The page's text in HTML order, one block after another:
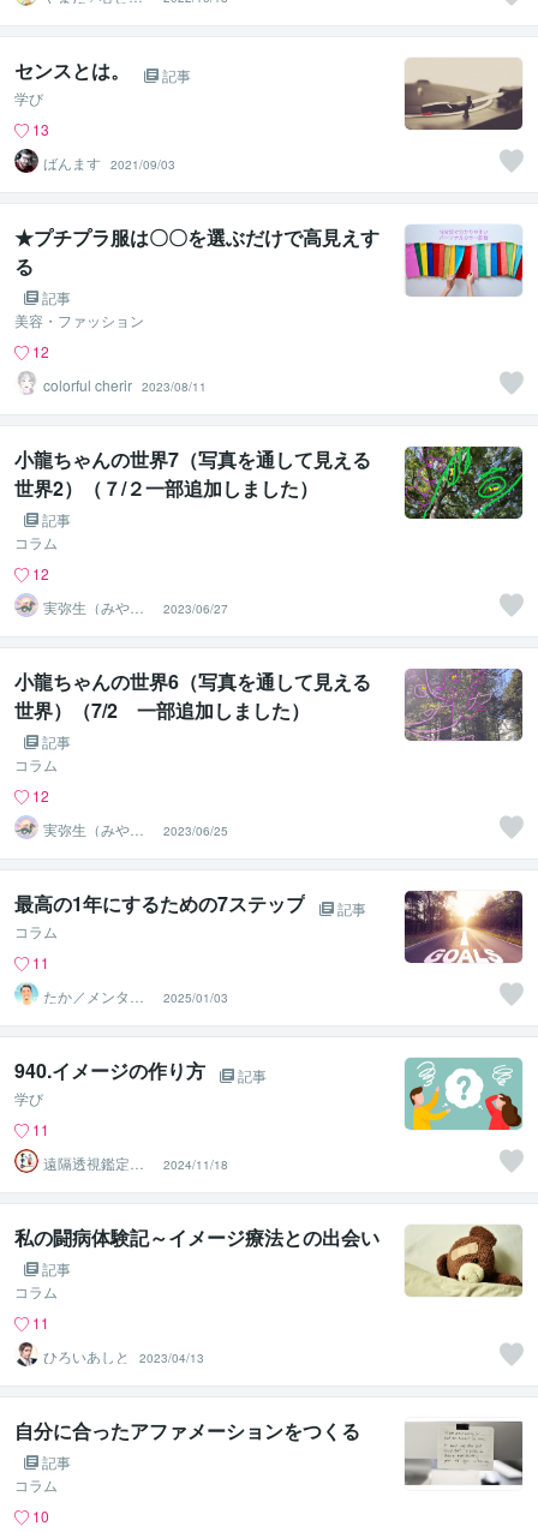
がスッキリ整う
サロン
センスとは。
記事
学び
13
ばんます
2021/09/03
★プチプラ服は〇〇を選ぶだけで高見えす
る
記事
美容・ファッション
12
colorful cherir 2023/08/11
小龍ちゃんの世界7（写真を通して見える
世界2）（７/２一部追加しました）
記事
コラム
12
実弥生（みや
の）
2023/06/27
小龍ちゃんの世界6（写真を通して見える
世界）（7/2 一部追加しました）
記事
コラム
12
実弥生（みや
の）
2023/06/25
最高の1年にするための7ステップ
記事
コラム
11
たか／メンタル
パートナー
2025/01/03
940.イメージの作り方
記事
学び
11
遠隔透視鑑定
師・すずか✡
2024/11/18
私の闘病体験記～イメージ療法との出会い
記事
コラム
11
ひろいあしと
2023/04/13
自分に合ったアファメーションをつくる
記事
コラム
10